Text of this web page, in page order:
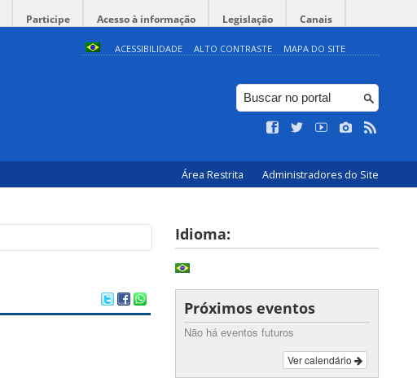
Participe Acesso à informação Legislação Canais
ACESSIBILIDADE ALTO CONTRASTE MAPA DO SITE
Área Restrita Administradores do Site
Idioma:
Próximos eventos
Não há eventos futuros
Ver calendário